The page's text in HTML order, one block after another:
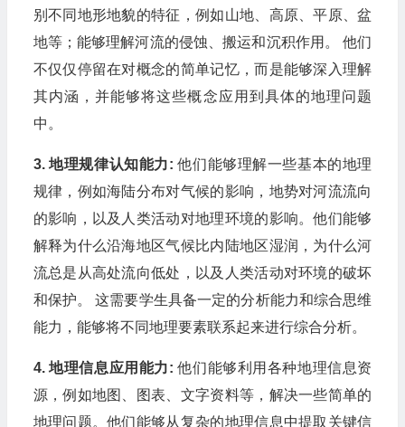
别不同地形地貌的特征，例如山地、高原、平原、盆
地等；能够理解河流的侵蚀、搬运和沉积作用。 他们
不仅仅停留在对概念的简单记忆，而是能够深入理解
其内涵，并能够将这些概念应用到具体的地理问题
中。
3. 地理规律认知能力: 他们能够理解一些基本的地理
规律，例如海陆分布对气候的影响，地势对河流流向
的影响，以及人类活动对地理环境的影响。他们能够
解释为什么沿海地区气候比内陆地区湿润，为什么河
流总是从高处流向低处，以及人类活动对环境的破坏
和保护。 这需要学生具备一定的分析能力和综合思维
能力，能够将不同地理要素联系起来进行综合分析。
4. 地理信息应用能力: 他们能够利用各种地理信息资
源，例如地图、图表、文字资料等，解决一些简单的
地理问题。他们能够从复杂的地理信息中提取关键信